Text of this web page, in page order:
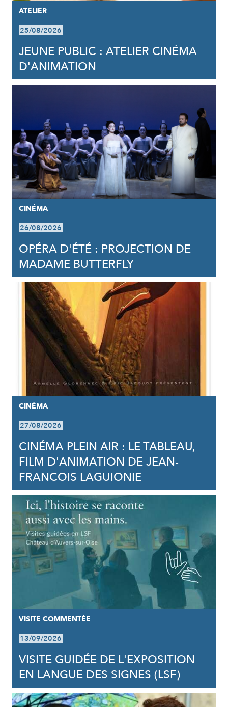
ATELIER
25/08/2026
JEUNE PUBLIC : ATELIER CINÉMA
D'ANIMATION
CINÉMA
26/08/2026
OPÉRA D'ÉTÉ : PROJECTION DE
MADAME BUTTERFLY
CINÉMA
27/08/2026
CINÉMA PLEIN AIR : LE TABLEAU,
FILM D'ANIMATION DE JEAN-
FRANCOIS LAGUIONIE
VISITE COMMENTÉE
13/09/2026
VISITE GUIDÉE DE L'EXPOSITION
EN LANGUE DES SIGNES (LSF)